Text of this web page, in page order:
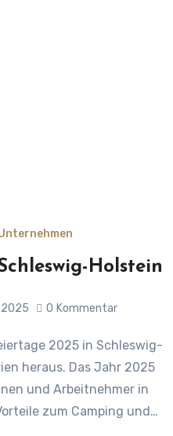
Holstein
0 Kommentar
heraus. Das Jahr 2025
und Arbeitnehmer in
zum Camping und…